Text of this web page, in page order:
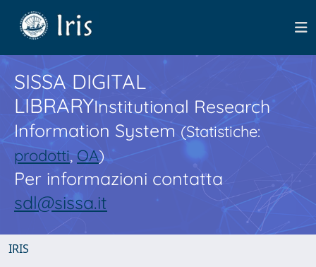
SISSA DIGITAL
LIBRARYInstitutional Research
Information System(Statistiche:
prodotti,OA)
Per informazioni contatta
sdl@sissa.it
IRIS